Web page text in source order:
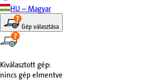
HU – Magyar
Gép választása
Kiválasztott gép:
nincs gép elmentve